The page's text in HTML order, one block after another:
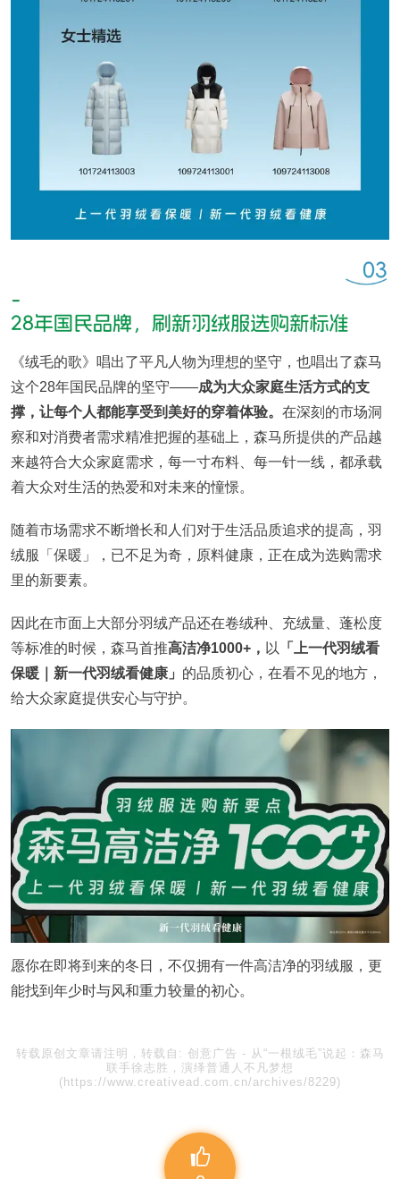
《绒毛的歌》唱出了平凡人物为理想的坚守，也唱出了森马
这个28年国民品牌的坚守——成为大众家庭生活方式的支
撑，让每个人都能享受到美好的穿着体验。 在深刻的市场洞
察和对消费者需求精准把握的基础上，森马所提供的产品越
来越符合大众家庭需求，每一寸布料、每一针一线，都承载
着大众对生活的热爱和对未来的憧憬。
随着市场需求不断增长和人们对于生活品质追求的提高，羽
绒服「保暖」，已不足为奇，原料健康，正在成为选购需求
里的新要素。
因此在市面上大部分羽绒产品还在卷绒种、充绒量、蓬松度
等标准的时候，森马首推高洁净1000+， 以 「上一代羽绒看
保暖｜新一代羽绒看健康」 的品质初心，在看不见的地方，
给大众家庭提供安心与守护。
愿你在即将到来的冬日，不仅拥有一件高洁净的羽绒服，更
能找到年少时与风和重力较量的初心。
转载原创文章请注明，转载自: 创意广告 - 从“一根绒毛”说起：森马
联手徐志胜，演绎普通人不凡梦想
(https://www.creativead.com.cn/archives/8229)